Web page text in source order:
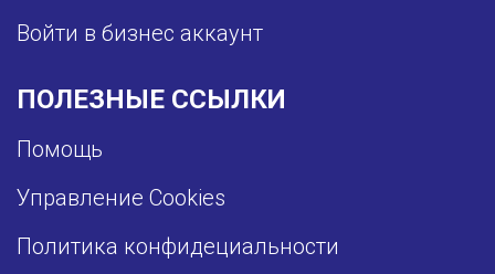
Войти в бизнес аккаунт
ПОЛЕЗНЫЕ ССЫЛКИ
Помощь
Управление Cookies
Политика конфидециальности